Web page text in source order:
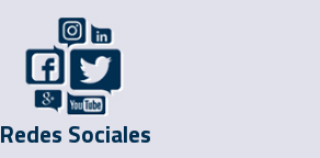
Redes Sociales